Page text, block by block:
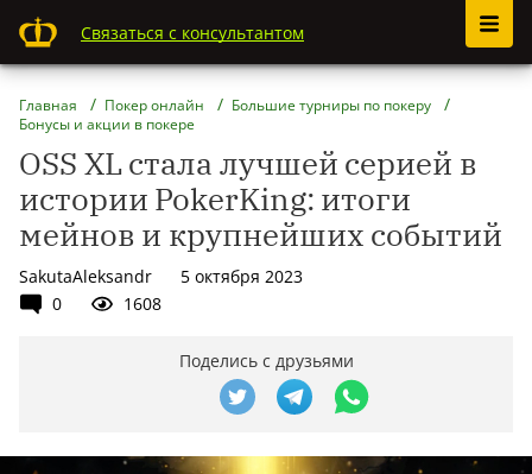
Связаться с консультантом
Главная Покер онлайн
Большие турниры по покеру
Бонусы и акции в покере
OSS XL стала лучшей серией в
истории PokerKing: итоги
мейнов и крупнейших событий
SakutaAleksandr
5 октября 2023
0
1608
Поделись с друзьями